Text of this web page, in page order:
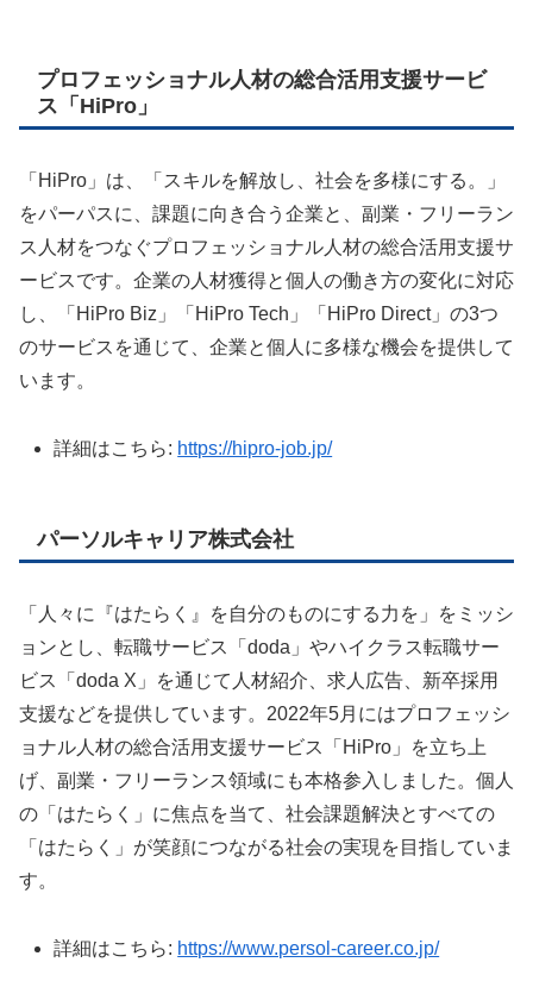
プロフェッショナル人材の総合活用支援サービ
ス「HiPro」
「HiPro」は、「スキルを解放し、社会を多様にする。」
をパーパスに、課題に向き合う企業と、副業・フリーラン
ス人材をつなぐプロフェッショナル人材の総合活用支援サ
ービスです。企業の人材獲得と個人の働き方の変化に対応
し、「HiPro Biz」「HiPro Tech」「HiPro Direct」の3つ
のサービスを通じて、企業と個人に多様な機会を提供して
います。
詳細はこちら: https://hipro-job.jp/
パーソルキャリア株式会社
「人々に『はたらく』を自分のものにする力を」をミッシ
ョンとし、転職サービス「doda」やハイクラス転職サー
ビス「doda X」を通じて人材紹介、求人広告、新卒採用
支援などを提供しています。2022年5月にはプロフェッシ
ョナル人材の総合活用支援サービス「HiPro」を立ち上
げ、副業・フリーランス領域にも本格参入しました。個人
の「はたらく」に焦点を当て、社会課題解決とすべての
「はたらく」が笑顔につながる社会の実現を目指していま
す。
詳細はこちら: https://www.persol-career.co.jp/